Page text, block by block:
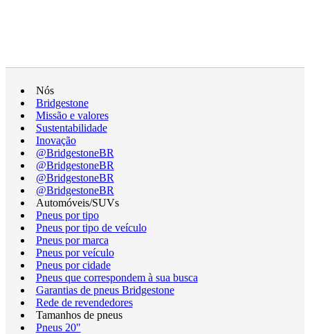
Nós
Bridgestone
Missão e valores
Sustentabilidade
Inovação
@BridgestoneBR
@BridgestoneBR
@BridgestoneBR
@BridgestoneBR
Automóveis/SUVs
Pneus por tipo
Pneus por tipo de veículo
Pneus por marca
Pneus por veículo
Pneus por cidade
Pneus que correspondem à sua busca
Garantias de pneus Bridgestone
Rede de revendedores
Tamanhos de pneus
Pneus 20"